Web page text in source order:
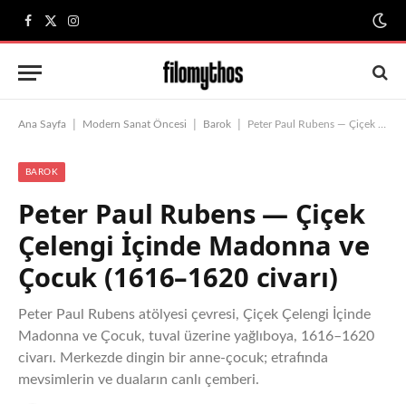
Facebook
X
(Twitter)
Instagram
Ana Sayfa Modern Sanat Öncesi Barok Peter Paul Rubens — Çiçek Çelengi İçinde Madonna ve Çocuk (1616–1620 civarı)
BAROK
Peter Paul Rubens — Çiçek
Çelengi İçinde Madonna ve
Çocuk (1616–1620 civarı)
Peter Paul Rubens atölyesi çevresi, Çiçek Çelengi İçinde
Madonna ve Çocuk, tuval üzerine yağlıboya, 1616–1620
civarı. Merkezde dingin bir anne-çocuk; etrafında
mevsimlerin ve duaların canlı çemberi.